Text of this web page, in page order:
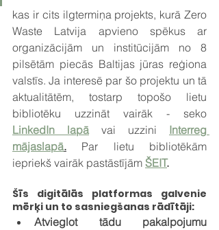
kas ir cits ilgtermiņa projekts, kurā Zero
Waste Latvija apvieno spēkus ar
organizācijām un institūcijām no 8
pilsētām piecās Baltijas jūras reģiona
valstīs. Ja interesē par šo projektu un tā
aktualitātēm, tostarp topošo lietu
bibliotēku uzzināt vairāk - seko
LinkedIn lapā vai uzzini Interreg
mājaslapā.
Par lietu bibliotēkām
iepriekš vairāk pastāstījām ŠEIT.
Šīs digitālās platformas galvenie
mērķi un to sasniegšanas rādītāji:
Atvieglot tādu pakalpojumu